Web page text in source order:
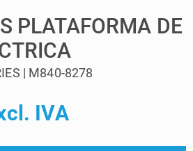
PLATAFORMA DE
| M840-8278
IVA